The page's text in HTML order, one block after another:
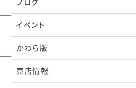
イベント
かわら版
売店情報